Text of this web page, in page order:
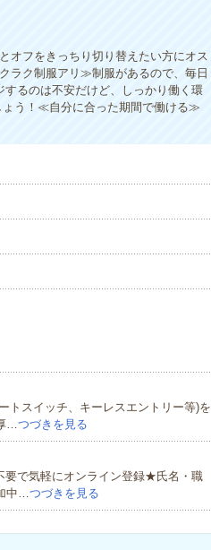
オフをきっちり切り替えたい方にオス
ラク制服アリ≫制服があるので、毎日
るのは不安だけど、しっかり働く環
ょう！≪自分に合った期間で働ける≫
トスイッチ、キーレスエントリー等)を
…つづきを見る
で気軽にオンライン登録★氏名・職
中…つづきを見る